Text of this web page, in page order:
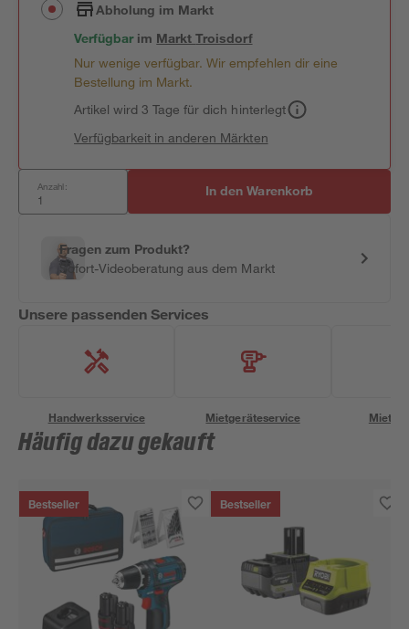
Abholung im Markt
Verfügbar im MarktTroisdorf
Nur wenige verfügbar. Wir empfehlen dir eine
Bestellung im Markt.
Artikel wird 3 Tage für dich hinterlegt
Verfügbarkeit in anderen Märkten
Anzahl: In den Warenkorb
Fragen zum Produkt?
Sofort-Videoberatung aus dem Markt
Unsere passenden Services
Handwerksservice Mietgeräteservice
Häufig dazu gekauft
Bestseller Bestseller